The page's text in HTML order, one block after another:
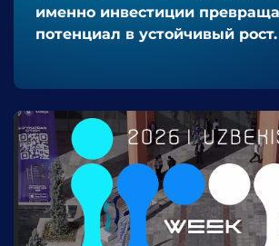
именно инвестиции
потенциал в устойчивый рост.